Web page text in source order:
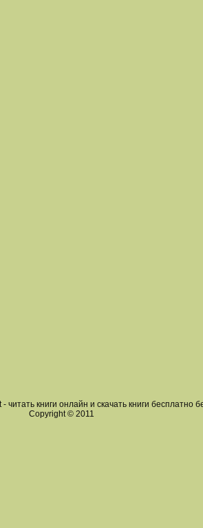
книги онлайн и скачать книги бесплатно
Copyright © 2011